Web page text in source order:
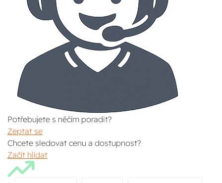
Potřebujete s něčím poradit?
Zeptat se
Chcete sledovat cenu a dostupnost?
Začít hlídat